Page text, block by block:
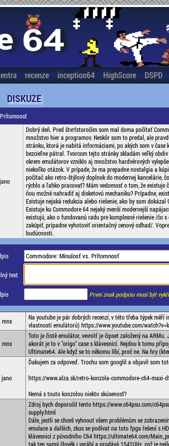
recenze inception64 HighScore DSPD
DISKUZE
jano
Dobrý deň. Pred štvrťstoročím som mal doma počítať
množstvo hier a programov. Neskôr som to predal, ale
stránku, ktorá je nabitá informáciami, po akých som v čase
bezcieľne pátral. Tvorcom tejto stránky skladám veľký
okrem emulátorov vzniklo aj množstvo hardvérových
niekoľko otázok. V prípade, že ma prepadne nostalgia a
počítač ako retro-štýlový doplnok do modernej kancelárie,
rýchlo a ľahko pracovať? Mám vedomosť o tom, že
ňou možné nahradiť aj disketovú mechaniku? Prípadne,
Existuje nejaká redukcia alebo riešenie, ako by som
Existuje ku Commodore 64 nejaký menší modernejší
existujú, ako o fundovanú radu pre komplexné riešenie /čo
zakúpiť, prípadne vyhotoviť orientačný cenový odhad/.
budúcnosti.
text
První znak podpisu musí být
mnx
Na youtube je pár dobrých recenzí, v této třeba týpek
vlastností emulátorů) https://www.youtube.com/
mnx
Toto je čistě emulátor, vevnitř je čipset založený na ARMu.
akorát je to v "origo" case s klávesnicí. Nejdou k tomu
Ultimate64. Ale když se to někomu líbí, proč ne. Na hry
jano
Ďakujem za odpoveď. Trochu som googlil a objavil som
https://www.alza.sk/retro-konzola-commodore-c64-maxi-
Nemá s touto konzolou niekto skúsenosť?
Zdroj bych doporučil tento https://www.c64psu.com/
supply.html
Dále, jestli se chceš vyhnout všem problémům se
emulace a dalších, zkus se podívat na toto fpga řešení s
klávesnicí z původního C64 https://ultimate64.com/
tak ten samý člověk i vyrábí a prodává 1541UII+, což je